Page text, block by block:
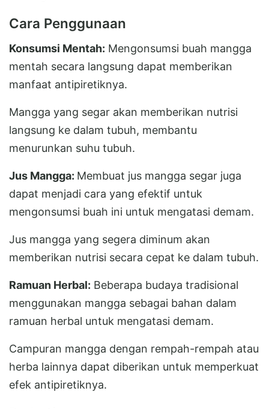
Cara Penggunaan
Konsumsi Mentah: Mengonsumsi buah mangga
mentah secara langsung dapat memberikan
manfaat antipiretiknya.
Mangga yang segar akan memberikan nutrisi
langsung ke dalam tubuh, membantu
menurunkan suhu tubuh.
Jus Mangga: Membuat jus mangga segar juga
dapat menjadi cara yang efektif untuk
mengonsumsi buah ini untuk mengatasi demam.
Jus mangga yang segera diminum akan
memberikan nutrisi secara cepat ke dalam tubuh.
Ramuan Herbal: Beberapa budaya tradisional
menggunakan mangga sebagai bahan dalam
ramuan herbal untuk mengatasi demam.
Campuran mangga dengan rempah-rempah atau
herba lainnya dapat diberikan untuk memperkuat
efek antipiretiknya.